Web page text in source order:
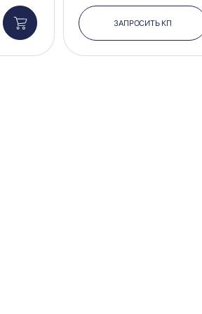
Добавить
в
корзину
ЗАПРОСИТЬ КП